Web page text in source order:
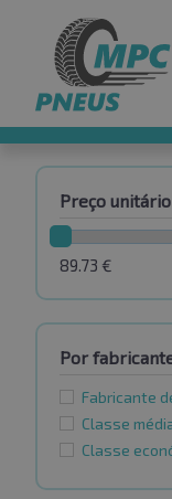
Preço unitário
89.73 €
Por
Fabricante
Classe
Classe